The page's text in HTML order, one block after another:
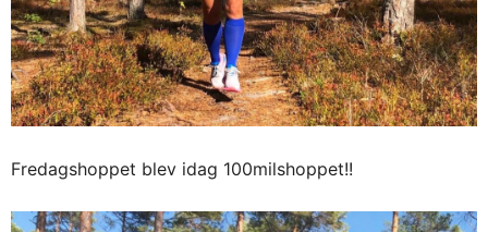
Fredagshoppet blev idag 100milshoppet!!